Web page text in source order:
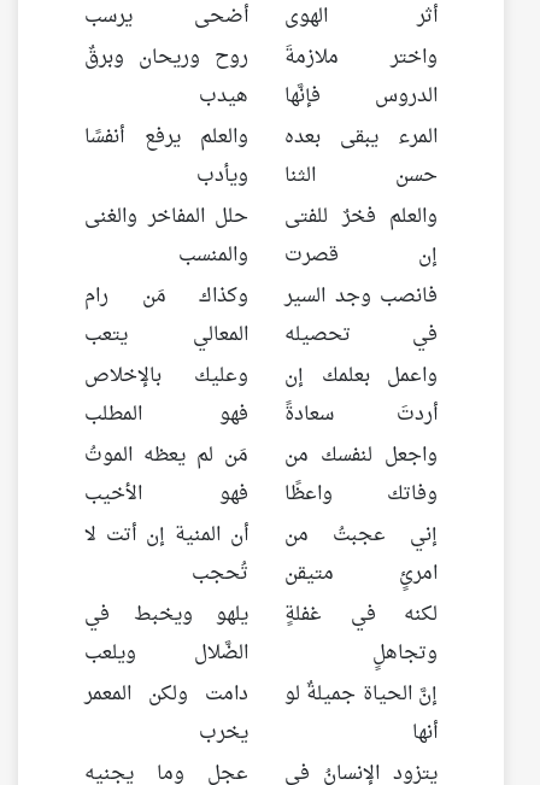
أثر الهوى
أضحى يرسب
واختر ملازمةَ
الدروس فإنَّها
روح وريحان وبرقٌ
هيدب
المرء يبقى بعده
حسن الثنا
والعلم يرفع أنفسًا
ويأدب
والعلم فخرٌ للفتى
إن قصرت
حلل المفاخر والغنى
والمنسب
فانصب وجد السير
في تحصيله
وكذاك مَن رام
المعالي يتعب
واعمل بعلمك إن
أردتَ سعادةً
وعليك بالإخلاص
فهو المطلب
واجعل لنفسك من
وفاتك واعظًا
مَن لم يعظه الموتُ
فهو الأخيب
إني عجبتُ من
امرئٍ متيقن
أن المنية إن أتت لا
تُحجب
لكنه في غفلةٍ
وتجاهلٍ
يلهو ويخبط في
الضَّلال ويلعب
إنَّ الحياة جميلةٌ لو
أنها
دامت ولكن المعمر
يخرب
يتزود الإنسانُ في
عجلٍ وما يجنيه